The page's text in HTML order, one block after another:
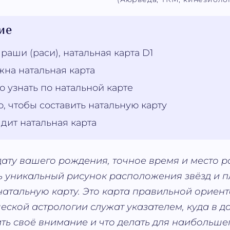
(раси), натальная карта D1
натальная карта
узнать по натальной карте
чтобы составить натальную карту
натальная карта
вашего рождения, точное время и место
уникальный рисунок расположения звёзд и
карту. Это карта правильной
астрологии служат указателем, куда в
своё внимание и что делать для